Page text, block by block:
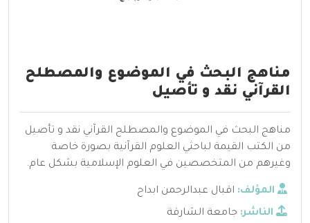
مناهج البحث في الموضوع والمصطلح
القرآني نقد و تأصيل
مناهج البحث في الموضوع والمصطلح القرآني نقد و تأصيل
من الكتب القيمة لباحثي العلوم القرآنية بصورة خاصة
وغيرهم من المتخصصين في العلوم الإسلامية بشكل عام.
المؤلف: اقبال عبدالرحمن ابداح
الناشر: جامعة الشارقة